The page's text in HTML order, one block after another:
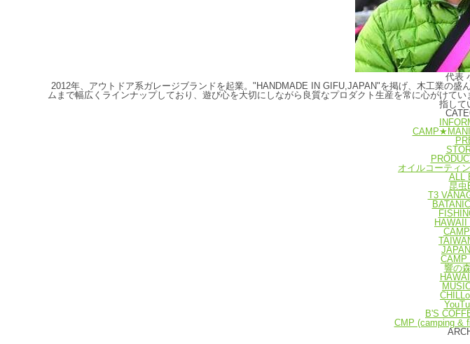
代表
2012年、アウトドア系ガレージブランドを起業。"HANDMADE IN GIFU,JAPAN"を掲げ、木工業の
ムまで幅広くラインナップしており、遊び心を大切にしながら良質なプロダクト生産を常に心がけて
指して
オイルコーティ
ALL
昆虫
T3
CAMP
響の
B'S
CMP (camping &